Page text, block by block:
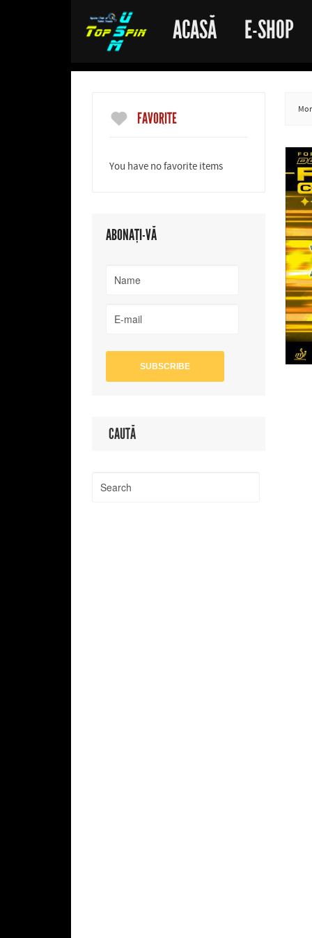
ACASĂ E-SHOP
FAVORITE
You have no favorite items
ABONAȚI-VĂ
CAUTĂ